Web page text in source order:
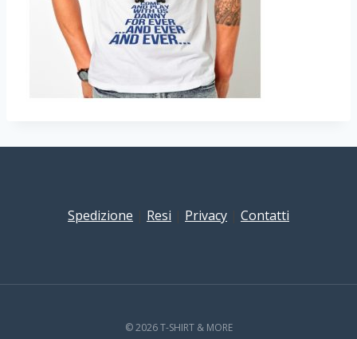
Spedizione Resi Privacy Contatti
© 2026 T-SHIRT & MORE